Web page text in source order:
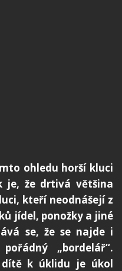
ohledu horší kluci
je, že drtivá většina
kteří neodnášejí z
jídel, ponožky a jiné
se, že se najde i
„bordelář“.
dítě k úklidu je úkol